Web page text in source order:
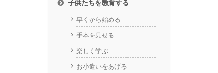
子供たちを教育する
早くから始める
手本を見せる
楽しく学ぶ
お小遣いをあげる